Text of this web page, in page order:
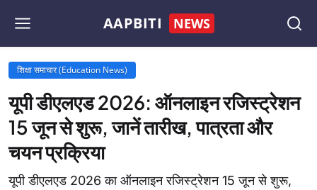
AAPBITI NEWS
शिक्षा समाचार (Education News)
यूपी डीएलएड 2026: ऑनलाइन रजिस्ट्रेशन
15 जून से शुरू, जानें तारीख, पात्रता और
चयन प्रक्रिया
यूपी डीएलएड 2026 का ऑनलाइन रजिस्ट्रेशन 15 जून से शुरू,